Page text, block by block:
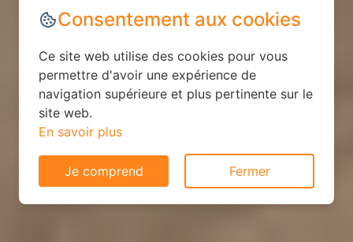
Consentement aux cookies
Ce site web utilise des cookies pour vous
permettre d'avoir une expérience de
navigation supérieure et plus pertinente sur le
site web.
En savoir plus
Je comprend Fermer